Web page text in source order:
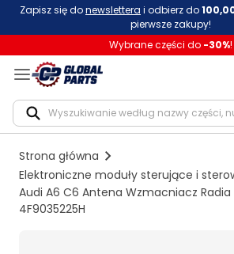
Zapisz się donewslettera i odbierz do
pierwsze zakupy!
Wybrane części do -30%!
Strona główna
Elektroniczne moduły sterujące i
Audi A6 C6 Antena Wzmacniacz Radia
4F9035225H